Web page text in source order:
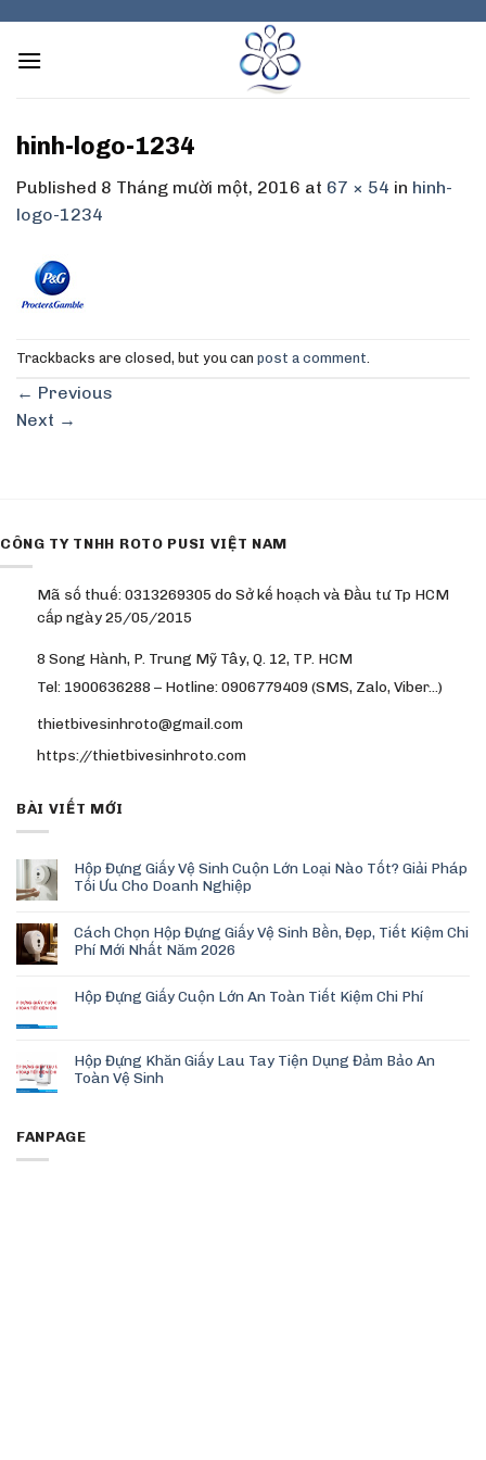
content
hinh-logo-1234
Published 8 Tháng mười một, 2016 at 67 × 54 in hinh-
logo-1234
Trackbacks are closed, but you can post a comment
← Previous
Next →
CÔNG TY TNHH ROTO PUSI VIỆT NAM
Mã số thuế: 0313269305 do Sở kế hoạch và Đầu tư Tp HCM
cấp ngày 25/05/2015
8 Song Hành, P. Trung Mỹ Tây, Q. 12, TP. HCM
Tel: 1900636288 – Hotline: 0906779409 (SMS, Zalo, Viber…)
thietbivesinhroto@gmail.com
https://thietbivesinhroto.com
BÀI VIẾT MỚI
Hộp Đựng Giấy Vệ Sinh Cuộn Lớn Loại Nào Tốt? Giải Pháp
Tối Ưu Cho Doanh Nghiệp
Cách Chọn Hộp Đựng Giấy Vệ Sinh Bền, Đẹp, Tiết Kiệm Chi
Phí Mới Nhất Năm 2026
Hộp Đựng Giấy Cuộn Lớn An Toàn Tiết Kiệm Chi Phí
Hộp Đựng Khăn Giấy Lau Tay Tiện Dụng Đảm Bảo An
Toàn Vệ Sinh
FANPAGE